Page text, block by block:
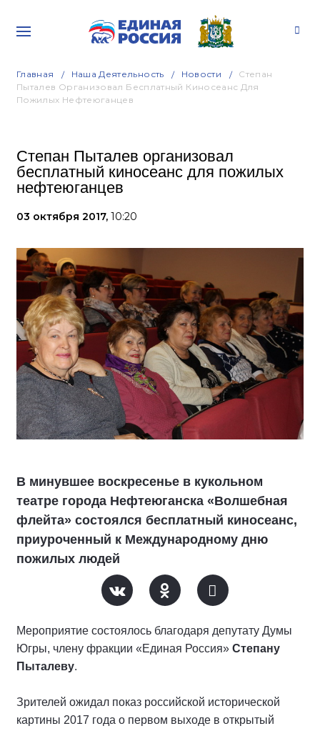
Главная Наша Деятельность Новости
Степан
Пыталев Организовал Бесплатный Киносеанс Для
Пожилых Нефтеюганцев
Степан Пыталев организовал
бесплатный киносеанс для пожилых
нефтеюганцев
03 октября 2017, 10:20
В минувшее воскресенье в кукольном
театре города Нефтеюганска «Волшебная
флейта» состоялся бесплатный киносеанс,
приуроченный к Международному дню
пожилых людей
Мероприятие состоялось благодаря депутату Думы
Югры, члену фракции «Единая Россия» Степану
Пыталеву.
Зрителей ожидал показ российской исторической
картины 2017 года о первом выходе в открытый